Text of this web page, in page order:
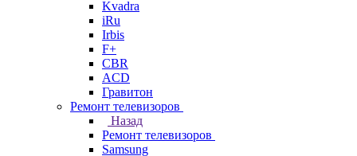
Kvadra
iRu
Irbis
F+
CBR
ACD
Гравитон
Ремонт телевизоров
Назад
Ремонт телевизоров
Samsung